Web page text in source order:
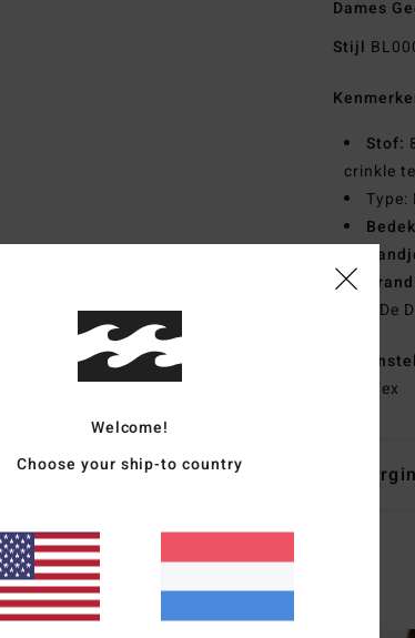
Dames
Stijl
Stof:
crinkle
Type:
Van De
spandex
Whats the Coverage
Welcome!
Choose your ship-to country